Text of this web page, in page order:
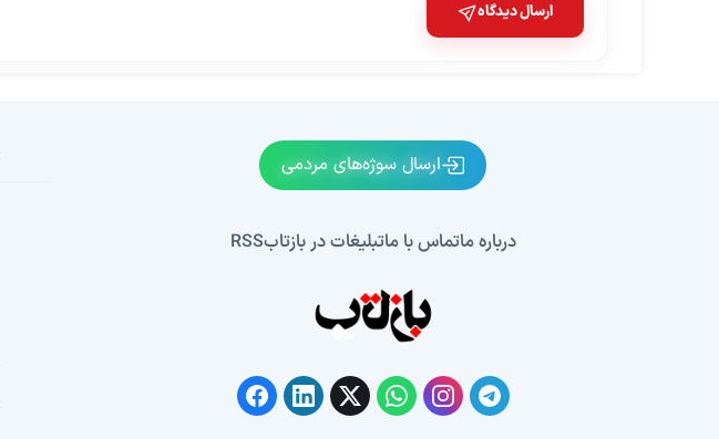
ارسال دیدگاه
ارسال سوژه‌های مردمی
درباره ماتماس با ماتبلیغات در بازتابRSS